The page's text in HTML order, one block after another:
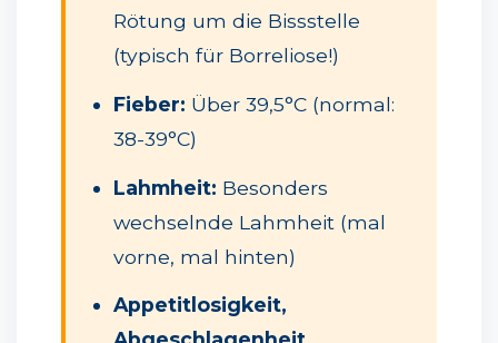
Rötung um die Bissstelle
(typisch für Borreliose!)
Fieber: Über 39,5°C (normal:
38-39°C)
Lahmheit: Besonders
wechselnde Lahmheit (mal
vorne, mal hinten)
Appetitlosigkeit,